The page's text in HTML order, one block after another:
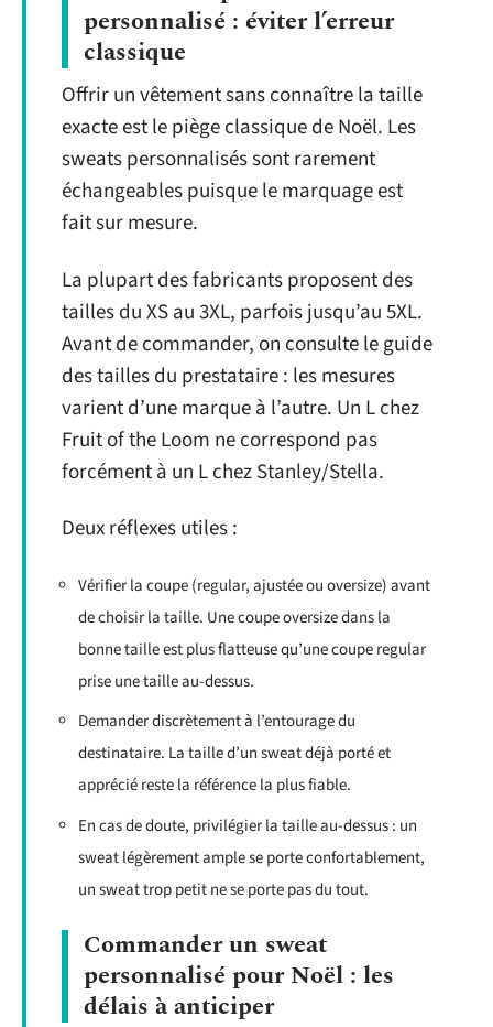
personnalisé : éviter l’erreur
classique
Offrir un vêtement sans connaître la taille
exacte est le piège classique de Noël. Les
sweats personnalisés sont rarement
échangeables puisque le marquage est
fait sur mesure.
La plupart des fabricants proposent des
tailles du XS au 3XL, parfois jusqu’au 5XL.
Avant de commander, on consulte le guide
des tailles du prestataire : les mesures
varient d’une marque à l’autre. Un L chez
Fruit of the Loom ne correspond pas
forcément à un L chez Stanley/Stella.
Deux réflexes utiles :
Vérifier la coupe (regular, ajustée ou oversize) avant
de choisir la taille. Une coupe oversize dans la
bonne taille est plus flatteuse qu’une coupe regular
prise une taille au-dessus.
Demander discrètement à l’entourage du
destinataire. La taille d’un sweat déjà porté et
apprécié reste la référence la plus fiable.
En cas de doute, privilégier la taille au-dessus : un
sweat légèrement ample se porte confortablement,
un sweat trop petit ne se porte pas du tout.
Commander un sweat
personnalisé pour Noël : les
délais à anticiper